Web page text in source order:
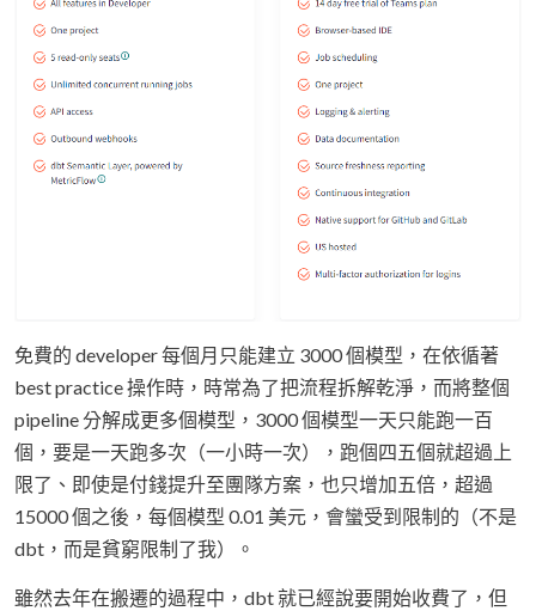
免費的 developer 每個月只能建立 3000 個模型，在依循著
best practice 操作時，時常為了把流程拆解乾淨，而將整個
pipeline 分解成更多個模型，3000 個模型一天只能跑一百
個，要是一天跑多次（一小時一次），跑個四五個就超過上
限了、即使是付錢提升至團隊方案，也只增加五倍，超過
15000 個之後，每個模型 0.01 美元，會蠻受到限制的（不是
dbt，而是貧窮限制了我）。
雖然去年在搬遷的過程中，dbt 就已經說要開始收費了，但